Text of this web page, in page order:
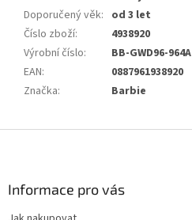
Doporučený věk: od 3 let
Číslo zboží:
4938920
Výrobní číslo:
BB-GWD96-964A
EAN:
0887961938920
Značka: Barbie
Informace pro vás